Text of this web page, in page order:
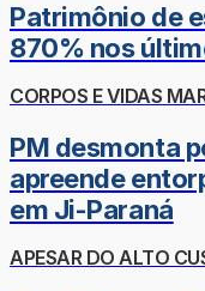
Patrimônio de
870% nos
CORPOS E VIDAS
PM desmonta
apreende
em Ji-Paraná
APESAR DO ALTO